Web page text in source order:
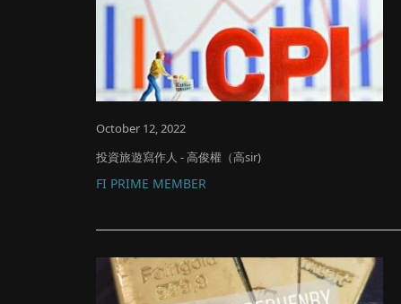
October 12, 2022
投資旅遊寫作人 - 高俊權（高sir)
FI PRIME MEMBER